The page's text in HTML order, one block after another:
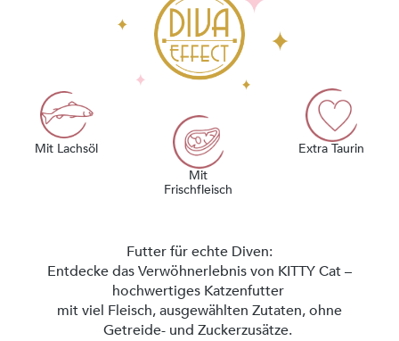
Mit Lachsöl
Mit
Frischfleisch
Extra Taurin
Futter für echte Diven:
Entdecke das Verwöhnerlebnis von KITTY Cat –
hochwertiges Katzenfutter
mit viel Fleisch, ausgewählten Zutaten, ohne
Getreide- und Zuckerzusätze.